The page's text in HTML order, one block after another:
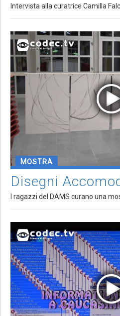
Intervista alla curatrice Camilla
MOSTRA
Disegni
I ragazzi del DAMS curano una